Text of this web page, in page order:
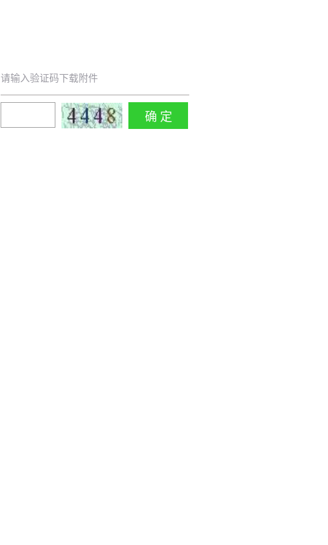
请输入验证码下载附件